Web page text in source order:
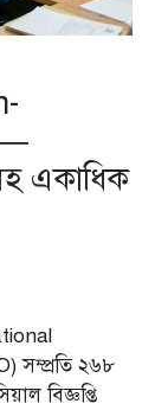
—
একাধিক
সম্প্রতি ২৬৮
বিজ্ঞপ্তি